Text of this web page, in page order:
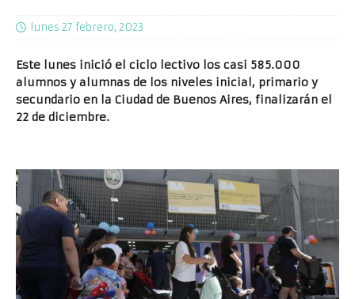
lunes 27 febrero, 2023
Este lunes inició el ciclo lectivo los casi 585.000
alumnos y alumnas de los niveles inicial, primario y
secundario en la Ciudad de Buenos Aires, finalizarán el
22 de diciembre.